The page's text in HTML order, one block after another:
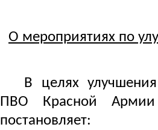
О мероприятиях по
В целях
ПВО Красной Армии
постановляет: